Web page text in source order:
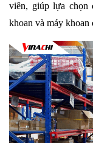
viên, giúp lựa chọn
khoan và máy khoan